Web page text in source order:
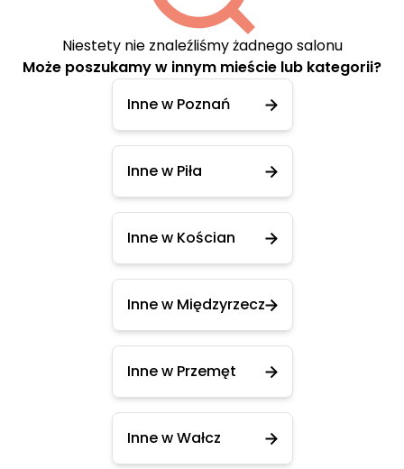
Niestety nie znaleźliśmy żadnego salonu
Może poszukamy w innym mieście lub kategorii?
Inne w Poznań
Inne w Piła
Inne w Kościan
Inne w Międzyrzecz
Inne w Przemęt
Inne w Wałcz